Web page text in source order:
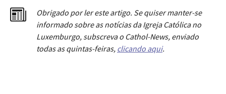
Obrigado por ler este artigo. Se quiser manter-se
informado sobre as notícias da Igreja Católica no
Luxemburgo, subscreva o Cathol-News, enviado
todas as quintas-feiras, clicando aqui.